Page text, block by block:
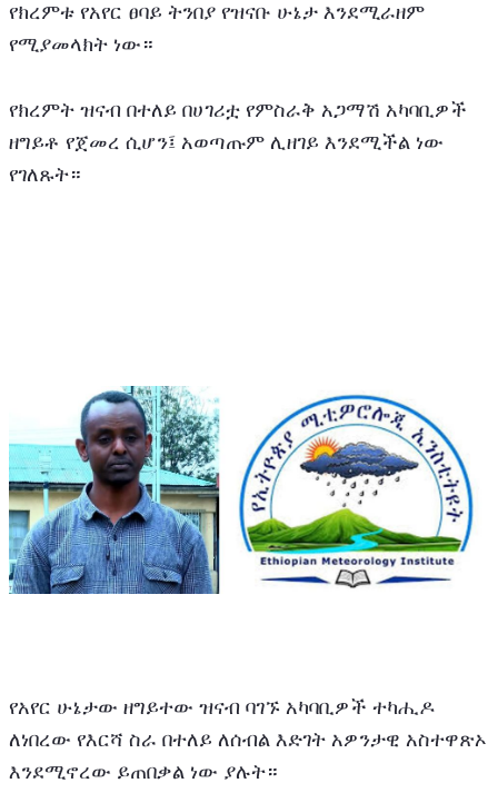
የክረምቱ የአየር ፀባይ ትንበያ የዝናቡ ሁኔታ እንደሚራዘም
የሚያመላክት ነው።
የክረምት ዝናብ በተለይ በሀገሪቷ የምስራቅ አጋማሽ አካባቢዎች
ዘግይቶ የጀመረ ሲሆን፤ አወጣጡም ሊዘገይ እንደሚችል ነው
የገለጹት።
የአየር ሁኔታው ዘግይተው ዝናብ ባገኙ አካባቢዎች ተካሒዶ
ለነበረው የእርሻ ስራ በተለይ ለሰብል እድገት አዎንታዊ አስተዋጽኦ
እንደሚኖረው ይጠበቃል ነው ያሉት።